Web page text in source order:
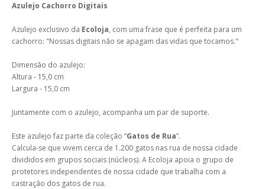
Azulejo Cachorro Digitais
Azulejo exclusivo da Ecoloja, com uma frase que é perfeita para um
cachorro: "Nossas digitais não se apagam das vidas que tocamos."
Dimensão do azulejo:
Altura - 15,0 cm
Largura - 15,0 cm
Juntamente com o azulejo, acompanha um par de suporte.
Este azulejo faz parte da coleção “Gatos de Rua”.
Calcula-se que vivem cerca de 1.200 gatos nas rua de nossa cidade
divididos em grupos sociais (núcleos). A Ecoloja apoia o grupo de
protetores independentes de nossa cidade que trabalha com a
castração dos gatos de rua.